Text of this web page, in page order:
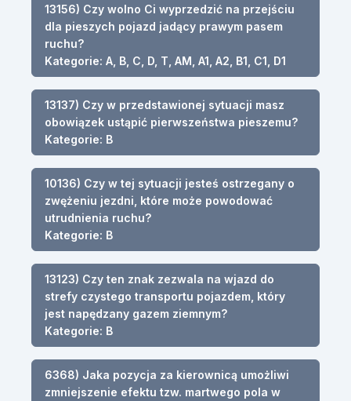
13156) Czy wolno Ci wyprzedzić na przejściu
dla pieszych pojazd jadący prawym pasem
ruchu?
Kategorie: A, B, C, D, T, AM, A1, A2, B1, C1, D1
13137) Czy w przedstawionej sytuacji masz
obowiązek ustąpić pierwszeństwa pieszemu?
Kategorie: B
10136) Czy w tej sytuacji jesteś ostrzegany o
zwężeniu jezdni, które może powodować
utrudnienia ruchu?
Kategorie: B
13123) Czy ten znak zezwala na wjazd do
strefy czystego transportu pojazdem, który
jest napędzany gazem ziemnym?
Kategorie: B
6368) Jaka pozycja za kierownicą umożliwi
zmniejszenie efektu tzw. martwego pola w